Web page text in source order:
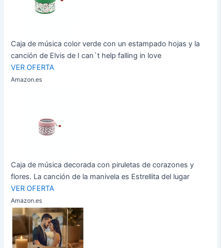
Caja de música color verde con un estampado hojas y la
canción de Elvis de I can`t help falling in love
VER OFERTA
Amazon.es
Caja de música decorada con piruletas de corazones y
flores. La canción de la manivela es Estrellita del lugar
VER OFERTA
Amazon.es